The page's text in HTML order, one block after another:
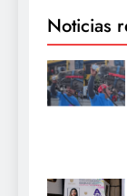
Noticias